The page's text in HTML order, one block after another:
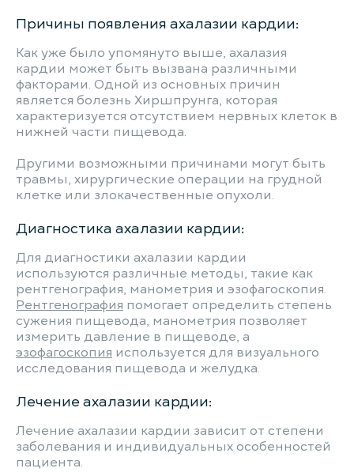
Причины появления ахалазии кардии:
Как уже было упомянуто выше, ахалазия
кардии может быть вызвана различными
факторами. Одной из основных причин
является болезнь Хиршпрунга, которая
характеризуется отсутствием нервных клеток в
нижней части пищевода.
Другими возможными причинами могут быть
травмы, хирургические операции на грудной
клетке или злокачественные опухоли.
Диагностика ахалазии кардии:
Для диагностики ахалазии кардии
используются различные методы, такие как
рентгенография, манометрия и эзофагоскопия.
Рентгенография помогает определить степень
сужения пищевода, манометрия позволяет
измерить давление в пищеводе, а
эзофагоскопия используется для визуального
исследования пищевода и желудка.
Лечение ахалазии кардии:
Лечение ахалазии кардии зависит от степени
заболевания и индивидуальных особенностей
пациента.